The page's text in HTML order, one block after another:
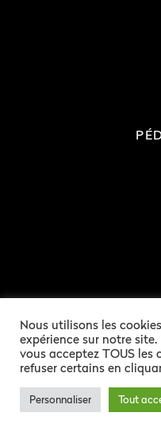
Nous utilisons les
expérience sur notre
vous acceptez TOUS les
refuser certains en
Personnaliser Tout